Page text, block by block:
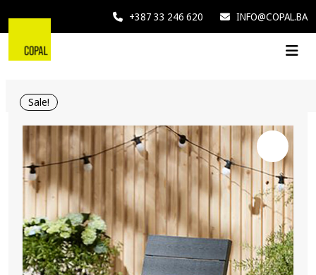
+387 33 246 620 INFO@COPAL.BA
Sale!